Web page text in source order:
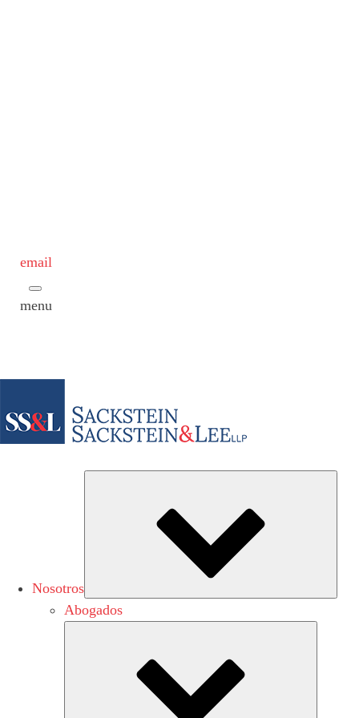
email
menu
Nosotros
Abogados